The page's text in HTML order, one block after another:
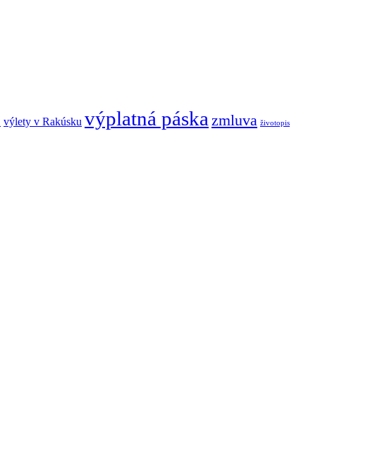
výlety v Rakúsku výplatná páska zmluva životopis